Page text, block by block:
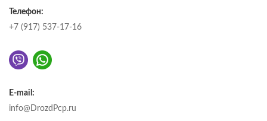
Телефон:
+7 (917) 537-17-16
E-mail:
info@DrozdPcp.ru